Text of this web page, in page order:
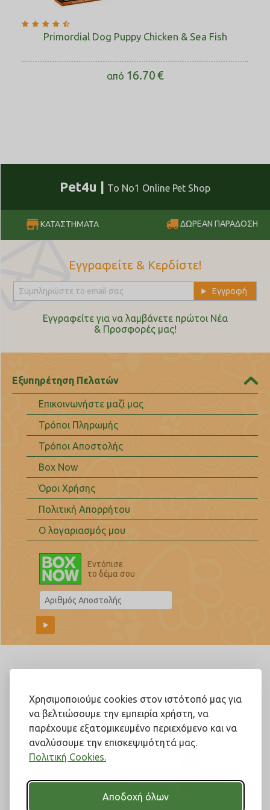
Χρησιμοποιούμε cookies στον ιστότοπό μας για
να βελτιώσουμε την εμπειρία χρήστη, να
παρέχουμε εξατομικευμένο περιεχόμενο και να
αναλύσουμε την επισκεψιμότητά μας.
Πολιτική Cookies.
Αποδοχή όλων
Primordial Dog Puppy Chicken & Sea Fish
από 16.70€
Pet4u | Το No1 Online Pet Shop
ΚΑΤΑΣΤΗΜΑΤΑ ΔΩΡΕΑΝ ΠΑΡΑΔΟΣΗ
Εγγραφείτε & Κερδίστε!
Εγγραφείτε για να λαμβάνετε πρώτοι Nέα
& Προσφορές μας!
Εξυπηρέτηση Πελατών
Επικοινωνήστε μαζί μας
Τρόποι Πληρωμής
Τρόποι Αποστολής
Box Now
Όροι Χρήσης
Πολιτική Απορρήτου
Ο λογαριασμός μου
Εντόπισε
το δέμα σου